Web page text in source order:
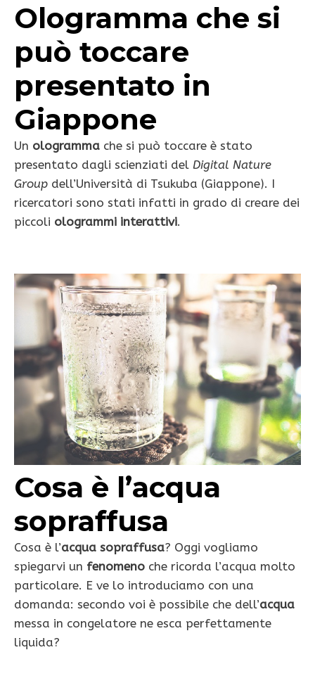
Ologramma che si
può toccare
presentato in
Giappone
Un ologramma che si può toccare è stato
presentato dagli scienziati del Digital Nature
Group dell’Università di Tsukuba (Giappone). I
ricercatori sono stati infatti in grado di creare dei
piccoli ologrammi interattivi.
Cosa è l’acqua
sopraffusa
Cosa è l’acqua sopraffusa? Oggi vogliamo
spiegarvi un fenomeno che ricorda l’acqua molto
particolare. E ve lo introduciamo con una
domanda: secondo voi è possibile che dell’acqua
messa in congelatore ne esca perfettamente
liquida?